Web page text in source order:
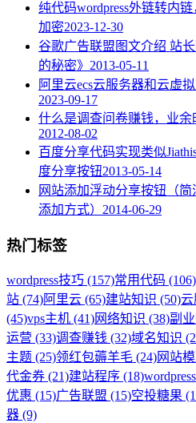
纯代码wordpress外链转内
加密2023-12-30
谷歌广告联盟图文介绍 站长
的秘密》 2013-05-11
阿里云ecs云服务器和云虚
2023-09-17
什么是调查问卷赚钱，业余
2012-08-02
百度分享代码实现类似
度分享按钮2013-05-14
网站添加浮动分享按钮（
添加方式） 2014-06-29
热门标签
wordpress技巧 (157)常用代码 (106)
站 (74)阿里云 (65)建站知识 (50)云
(45)vps主机 (41)网络知识 (38)副
运营 (33)调查赚钱 (32)域名知识
主题 (25)领红包薅羊毛 (24)网站
代金券 (21)建站程序 (18)
优惠 (15)广告联盟 (15)空投糖果
器 (9)